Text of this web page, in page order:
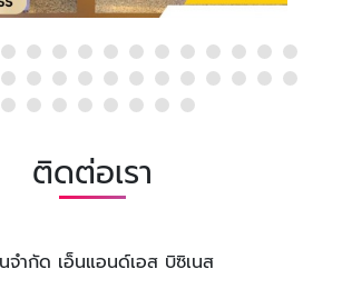
ติดต่อเรา
จำกัด เอ็นแอนด์เอส บิซิเนส